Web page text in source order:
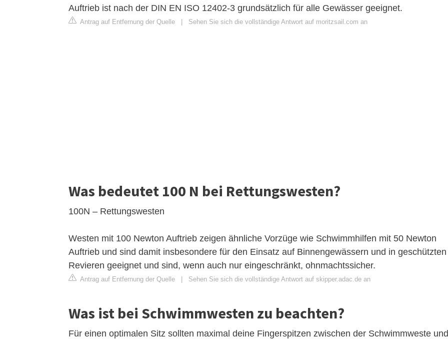
Auftrieb ist nach der DIN EN ISO 12402-3 grundsätzlich für alle Gewässer geeignet.
Antrag auf Entfernung der Quelle Sehen Sie sich die vollständige Antwort auf moritzsail.com an
Was bedeutet 100 N bei Rettungswesten?
100N – Rettungswesten
Westen mit 100 Newton Auftrieb zeigen ähnliche Vorzüge wie Schwimmhilfen mit 50 Newton
Auftrieb und sind damit insbesondere für den Einsatz auf Binnengewässern und in geschützten
Revieren geeignet und sind, wenn auch nur eingeschränkt, ohnmachtssicher.
Antrag auf Entfernung der Quelle Sehen Sie sich die vollständige Antwort auf skipper.adac.de an
Was ist bei Schwimmwesten zu beachten?
Für einen optimalen Sitz sollten maximal deine Fingerspitzen zwischen der Schwimmweste und